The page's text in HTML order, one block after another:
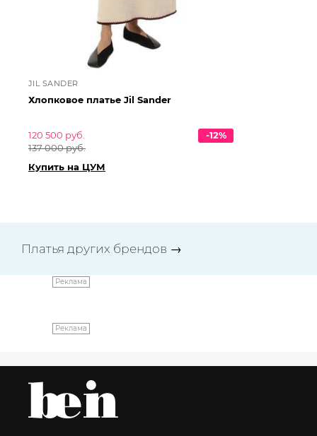
JIL SANDER
Хлопковое платье Jil Sander
120 500 руб.
137 000 руб.
-12%
Купить на ЦУМ
Платья других брендов →
Реклама
Реклама